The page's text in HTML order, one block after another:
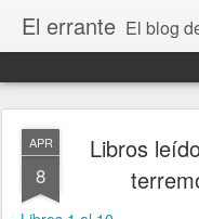
El errante El blog de Emilio, o alcorze en los territorios de
APR
8
Libros